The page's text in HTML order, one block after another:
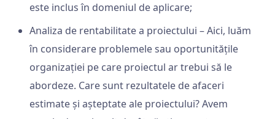
este inclus în domeniul de aplicare;
Analiza de rentabilitate a proiectului – Aici, luăm
în considerare problemele sau oportunitățile
organizației pe care proiectul ar trebui să le
abordeze. Care sunt rezultatele de afaceri
estimate și așteptate ale proiectului? Avem